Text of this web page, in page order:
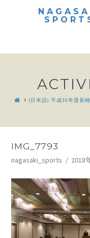
HOME(日本語) 平成30年度長
IMG_7793
nagasaki_sports 2018